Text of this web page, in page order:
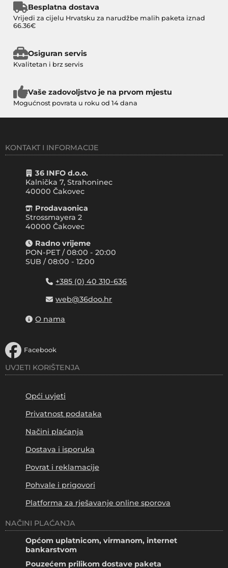
Besplatna dostava
Vrijedi za cijelu Hrvatsku za narudžbe malih paketa iznad
66.36€
Osiguran servis
Kvalitetan i brz servis
Vaše zadovoljstvo je na prvom mjestu
Mogućnost povrata u roku od 14 dana
KONTAKT I INFORMACIJE
36 INFO d.o.o.
Kalnička 7, Strahoninec
40000 Čakovec
Prodavaonica
Strossmayera 2
40000 Čakovec
Radno vrijeme
PON-PET / 08:00 - 20:00
SUB / 08:00 - 12:00
+385 (0) 40 310-636
web@36doo.hr
O nama
Facebook
UVJETI KORIŠTENJA
Opći uvjeti
Privatnost podataka
Načini plaćanja
Dostava i isporuka
Povrat i reklamacije
Pohvale i prigovori
Platforma za rješavanje online sporova
NAČINI PLAĆANJA
Općom uplatnicom, virmanom, internet
bankarstvom
Pouzećem prilikom dostave paketa